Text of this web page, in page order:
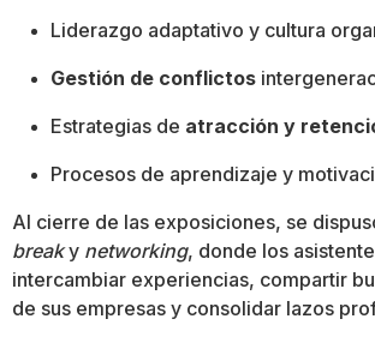
Liderazgo adaptativo y cultura
Gestión de conflictos
Estrategias de atracción y
Procesos de aprendizaje y
Al cierre de las exposiciones, se
breaky networking, donde los
intercambiar experiencias, compartir
de sus empresas y consolidar lazos